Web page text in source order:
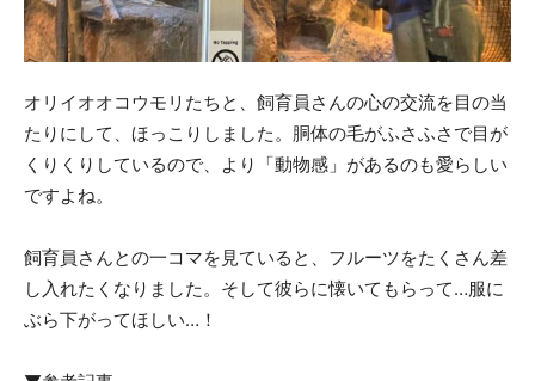
オリイオオコウモリたちと、飼育員さんの心の交流を目の当
たりにして、ほっこりしました。胴体の毛がふさふさで目が
くりくりしているので、より「動物感」があるのも愛らしい
ですよね。
飼育員さんとの一コマを見ていると、フルーツをたくさん差
し入れたくなりました。そして彼らに懐いてもらって…服に
ぶら下がってほしい…！